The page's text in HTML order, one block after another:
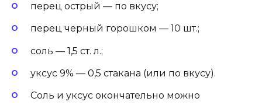
перец острый — по вкусу;
перец черный горошком — 10 шт.;
соль — 1,5 ст. л.;
уксус 9% — 0,5 стакана (или по вкусу).
Соль и уксус окончательно можно